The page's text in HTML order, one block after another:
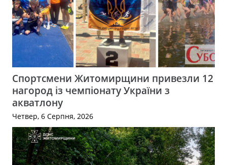
Спортсмени Житомирщини привезли 12
нагород із чемпіонату України з
акватлону
Четвер, 6 Серпня, 2026